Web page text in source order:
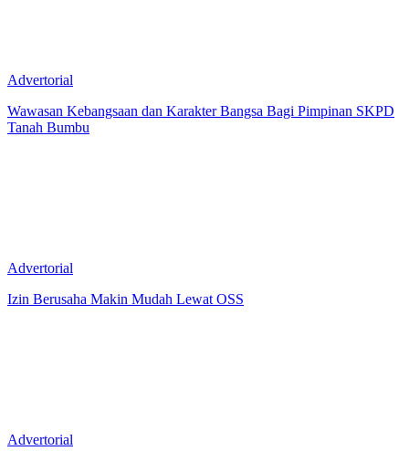
Advertorial
Wawasan Kebangsaan dan Karakter Bangsa Bagi Pimpinan SKPD
Tanah Bumbu
Advertorial
Izin Berusaha Makin Mudah Lewat OSS
Advertorial